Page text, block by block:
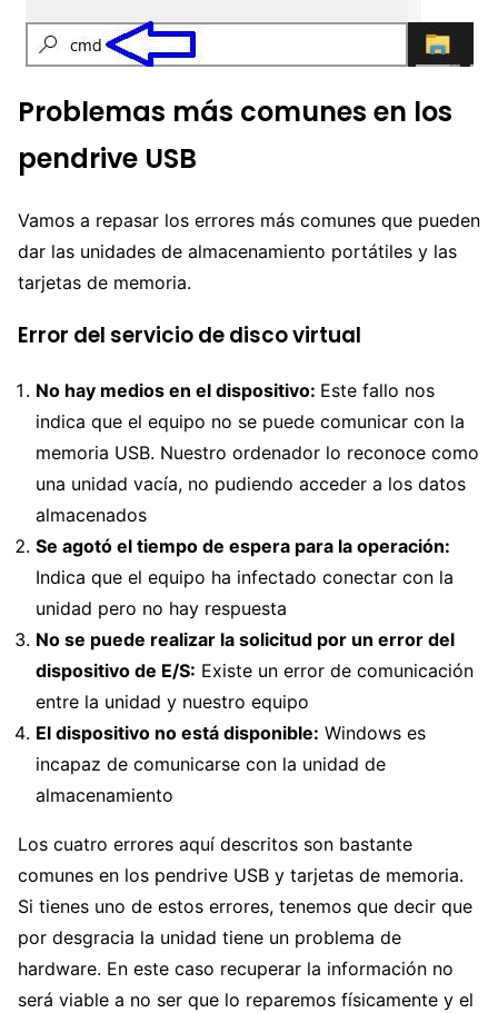
Problemas más comunes en los
pendrive USB
Vamos a repasar los errores más comunes que pueden
dar las unidades de almacenamiento portátiles y las
tarjetas de memoria.
Error del servicio de disco virtual
No hay medios en el dispositivo: Este fallo nos
indica que el equipo no se puede comunicar con la
memoria USB. Nuestro ordenador lo reconoce como
una unidad vacía, no pudiendo acceder a los datos
almacenados
Se agotó el tiempo de espera para la operación:
Indica que el equipo ha infectado conectar con la
unidad pero no hay respuesta
No se puede realizar la solicitud por un error del
dispositivo de E/S: Existe un error de comunicación
entre la unidad y nuestro equipo
El dispositivo no está disponible: Windows es
incapaz de comunicarse con la unidad de
almacenamiento
Los cuatro errores aquí descritos son bastante
comunes en los pendrive USB y tarjetas de memoria.
Si tienes uno de estos errores, tenemos que decir que
por desgracia la unidad tiene un problema de
hardware. En este caso recuperar la información no
será viable a no ser que lo reparemos físicamente y el